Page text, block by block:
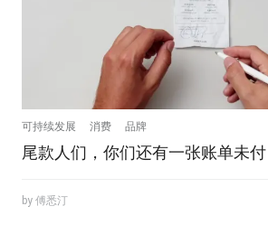
可持续发展 消费 品牌
尾款人们，你们还有一张账单未付
by 傅悉汀